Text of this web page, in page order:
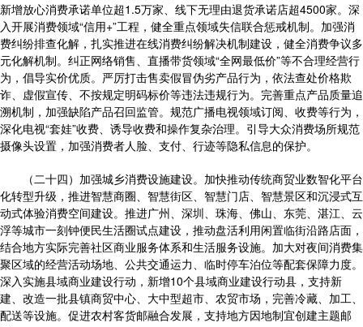
新增放心消费承诺单位超1.5万家、线下无理由退货承诺店超4500家。深
入开展消费领域“信用+”工程，健全重点领域失信联合惩戒机制。加强消
费纠纷排查化解，扎实推进在线消费纠纷解决机制建设，健全消费争议多
元化解机制。纠正网络销售、直播带货领域“全网最低价”等不合理经营行
为，倡导实价优质。严厉打击售卖假冒伪劣产品行为，依法查处价格欺
诈、虚假宣传、不按规定明码标价等违法违规行为。完善重点产品质量追
溯机制，加强缺陷产品召回监管。规范广播电视领域订阅、收费等行为，
深化电视“套娃”收费、诱导收费和操作复杂治理。引导大众消费场所规范
摄像头设置，加强消费者人脸、支付、行迹等隐私信息的保护。
（二十四）加强城乡消费设施建设。加快推动传统商贸业数智化平台
化转型升级，推进智慧商圈、智慧街区、智慧门店、智慧景区和沉浸式互
动式体验消费空间建设。推进广州、深圳、珠海、佛山、东莞、湛江、云
浮等城市一刻钟便民生活圈试点建设，推动盘活利用闲置临街沿路店面，
结合地方实际完善社区商业服务体系和生活服务设施。加大对夜间消费集
聚区域的经营活动场地、公共交通运力、临时停车泊位等配套保障力度。
深入实施县域商业建设行动，新增10个县域商业建设行动县，支持新
建、改造一批县镇商贸中心、大中型超市、农贸市场，完善冷藏、加工、
配送等设施。促进农村客货邮融合发展，支持地方因地制宜创建主题邮